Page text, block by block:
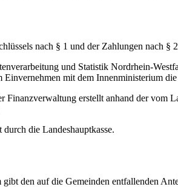
nach § 1 und der Zahlungen nach
und Statistik Nordrhein-
mit dem Innenministerium die
Finanzverwaltung erstellt anhand der vom
die Landeshauptkasse.
den auf die Gemeinden entfallenden